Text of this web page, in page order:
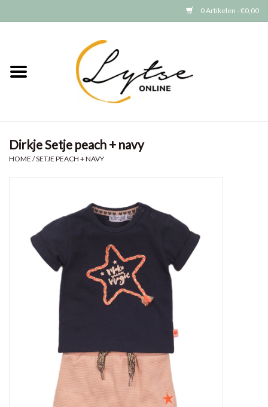
0 Artikelen - €0,00
Meisjes
GRATIS VERZENDEN (vanaf EUR
Dirkje Setje peach + navy
HOME /SETJE PEACH + NAVY